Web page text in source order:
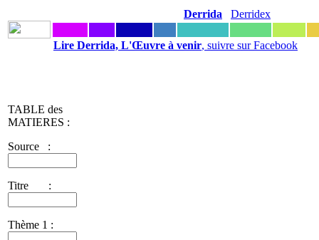
Derrida Derridex
Lire Derrida, L'Œuvre à venir, suivre sur Facebook
TABLE des
MATIERES :
Source :
Titre :
Thème 1 :